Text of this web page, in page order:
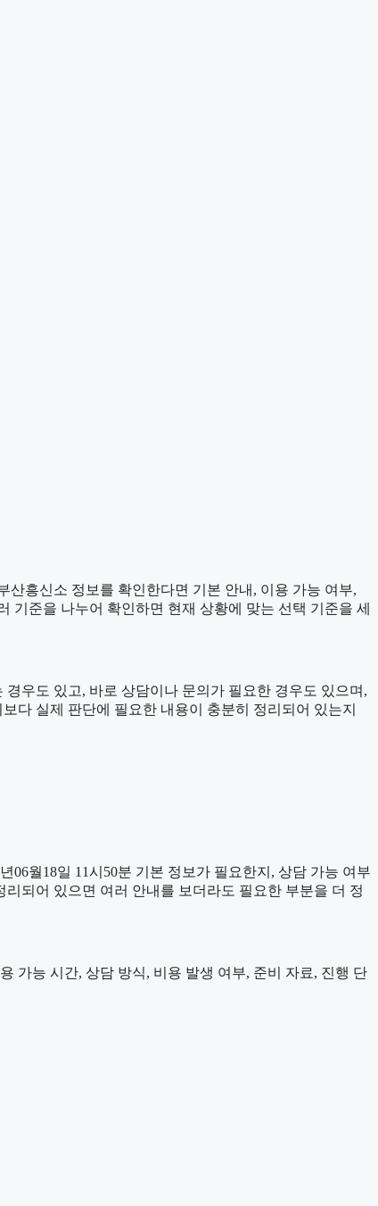
산흥신소 정보를 확인한다면 기본 안내, 이용 가능 여부,
기준을 나누어 확인하면 현재 상황에 맞는 선택 기준을 세
우도 있고, 바로 상담이나 문의가 필요한 경우도 있으며,
다 실제 판단에 필요한 내용이 충분히 정리되어 있는지
월18일 11시50분 기본 정보가 필요한지, 상담 가능 여부
되어 있으면 여러 안내를 보더라도 필요한 부분을 더 정
가능 시간, 상담 방식, 비용 발생 여부, 준비 자료, 진행 단